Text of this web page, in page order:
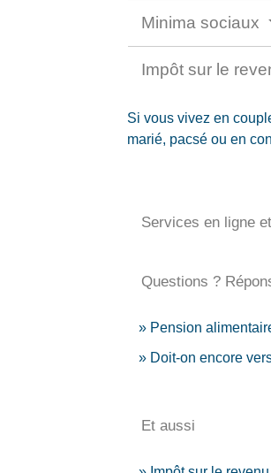
Minima sociaux
Impôt sur le
Si vous vivez en
marié, pacsé ou en
Services en ligne
Questions ?
Pension
Doit-on encore
Et aussi